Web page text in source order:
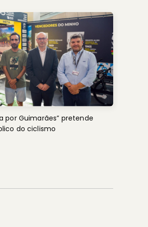
por Guimarães” pretende
do ciclismo